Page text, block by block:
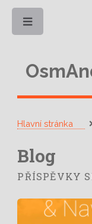
Hlavní stránka
Blog
PŘÍSPĚVKY